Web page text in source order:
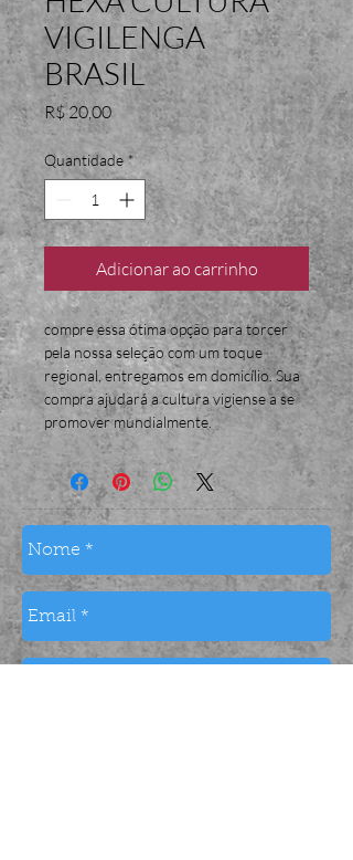
VIGILENGA
BRASIL
R$ 20,00Preço
Quantidade *
Adicionar ao carrinho
compre essa ótima opção para torcer
pela nossa seleção com um toque
regional, entregamos em domicílio. Sua
compra ajudará a cultura vigiense a se
promover mundialmente.